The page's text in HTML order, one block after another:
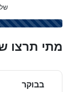
שלב 3: בחרו את
מתי תרצו
בבוקר